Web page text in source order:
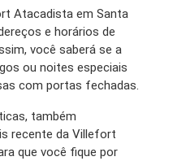
Atacadista em Santa
e horários de
você saberá se a
ou noites especiais
com portas fechadas.
também
recente da Villefort
que você fique por